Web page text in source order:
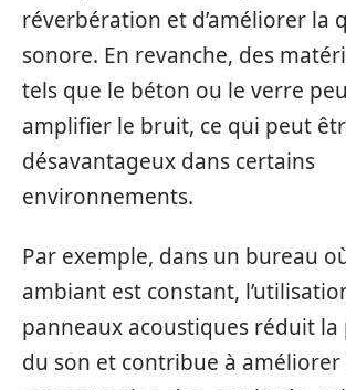
réverbération et d’améliorer la
sonore. En revanche, des
tels que le béton ou le verre
amplifier le bruit, ce qui peut
désavantageux dans certains
environnements.
Par exemple, dans un bureau
ambiant est constant,
panneaux acoustiques réduit
du son et contribue à améliorer